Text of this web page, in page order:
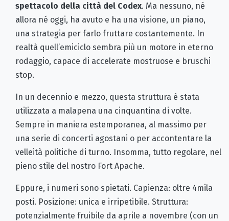
spettacolo della città del Codex. Ma nessuno, né
allora né oggi, ha avuto e ha una visione, un piano,
una strategia per farlo fruttare costantemente. In
realtà quell’emiciclo sembra più un motore in eterno
rodaggio, capace di accelerate mostruose e bruschi
stop.
In un decennio e mezzo, questa struttura è stata
utilizzata a malapena una cinquantina di volte.
Sempre in maniera estemporanea, al massimo per
una serie di concerti agostani o per accontentare la
velleità politiche di turno. Insomma, tutto regolare, nel
pieno stile del nostro Fort Apache.
Eppure, i numeri sono spietati. Capienza: oltre 4mila
posti. Posizione: unica e irripetibile. Struttura:
potenzialmente fruibile da aprile a novembre (con un